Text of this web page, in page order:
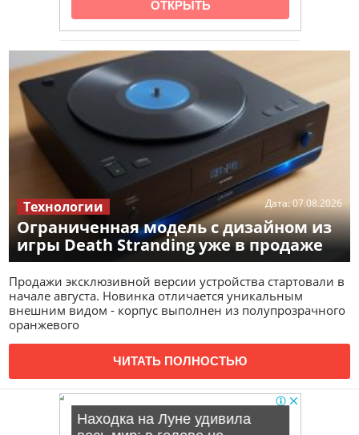
Ограниченная модель с дизайном из
игры Death Stranding уже в продаже
Дата:07.08.2026
Технологии
Продажи эксклюзивной версии устройства стартовали в
начале августа. Новинка отличается уникальным
внешним видом - корпус выполнен из полупрозрачного
оранжевого
ЧИТАТЬ ПОЛНОСТЬЮ